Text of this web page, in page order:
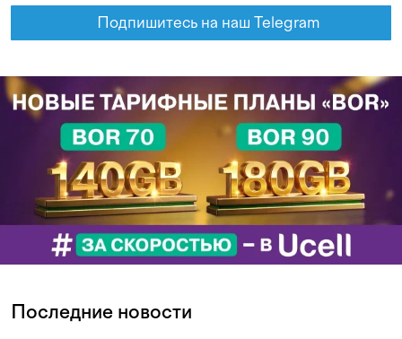
Подпишитесь на наш Telegram
Последние новости